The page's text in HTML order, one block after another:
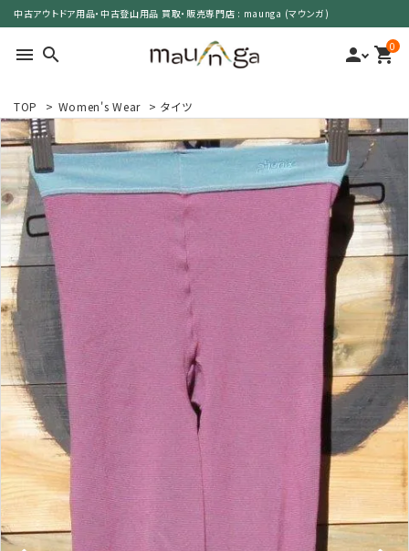
中古アウトドア用品・中古登山用品 買取・販売専門店 : maunga (マウンガ)
menu search person 0
shopping_cart
search
カテゴリーで選ぶ
サイズで選ぶ
特集で選ぶ
価格で選ぶ
買取案内
レンタル・修理
店舗情報
POLICY
TOP > Women's Wear > タイツ